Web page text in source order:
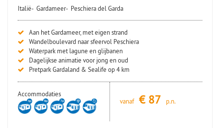
Italië- Gardameer- Peschiera del Garda
Aan het Gardameer, met eigen strand
Wandelboulevard naar sfeervol Peschiera
Waterpark met lagune en glijbanen
Dagelijkse animatie voor jong en oud
Pretpark Gardaland & Sealife op 4 km
Accommodaties
vanaf
€ 87 p.n.